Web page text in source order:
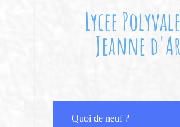
Lycee
Jeanne
Quoi de neuf ?